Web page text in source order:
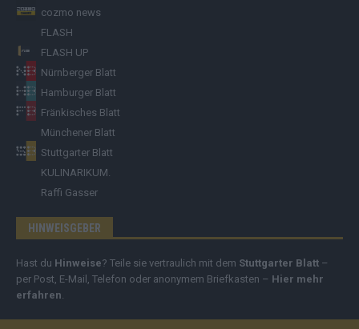
cozmo news
FLASH
FLASH UP
Nürnberger Blatt
Hamburger Blatt
Fränkisches Blatt
Münchener Blatt
Stuttgarter Blatt
KULINARIKUM.
Raffi Gasser
HINWEISGEBER
Hast du Hinweise? Teile sie vertraulich mit dem Stuttgarter Blatt –
per Post, E-Mail, Telefon oder anonymem Briefkasten – Hier mehr
erfahren.